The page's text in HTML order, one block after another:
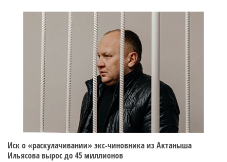
Иск о «раскулачивании» экс-чиновника из Актаныша
Ильясова вырос до 45 миллионов